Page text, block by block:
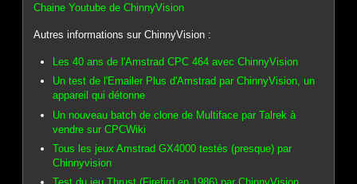
Chaine Youtube de ChinnyVision
Autres informations sur ChinnyVision :
Les 40 ans de l'Amstrad CPC 464 avec ChinnyVision
Un test de l'Emailer Plus d'Amstrad par ChinnyVision, un
appareil qui détonne
Un nouveau batch de clone de Multiface par Talrek à
vendre sur CPCWiki
Tous les jeux Amstrad GX4000 testés (presque) par
Chinnyvision